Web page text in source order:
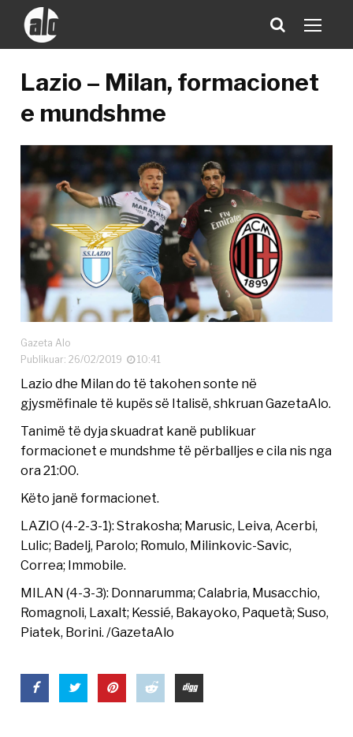
Lazio – Milan, formacionet
e mundshme
Gazeta Alo
Publikuar: 26/02/2019
10:41
Lazio dhe Milan do të takohen sonte në
gjysmëfinale të kupës së Italisë, shkruan GazetaAlo.
Tanimë të dyja skuadrat kanë publikuar
formacionet e mundshme të përballjes e cila nis nga
ora 21:00.
Këto janë formacionet.
LAZIO (4-2-3-1): Strakosha; Marusic, Leiva, Acerbi,
Lulic; Badelj, Parolo; Romulo, Milinkovic-Savic,
Correa; Immobile.
MILAN (4-3-3): Donnarumma; Calabria, Musacchio,
Romagnoli, Laxalt; Kessié, Bakayoko, Paquetà; Suso,
Piatek, Borini. /GazetaAlo